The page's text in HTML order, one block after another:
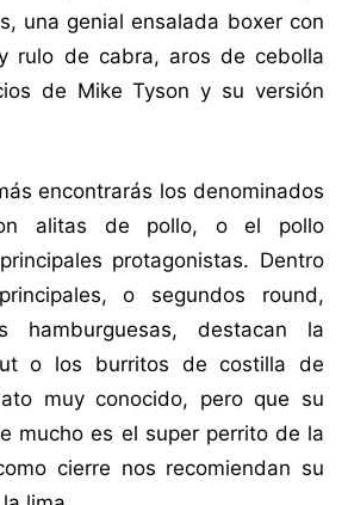
una genial ensalada boxer con
rulo de cabra, aros de cebolla
de Mike Tyson y su versión
encontrarás los denominados
alitas de pollo, o el pollo
protagonistas. Dentro
o segundos round,
hamburguesas, destacan la
o los burritos de costilla de
muy conocido, pero que su
mucho es el super perrito de la
cierre nos recomiendan su